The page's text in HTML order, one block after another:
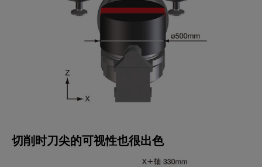
切削时刀尖的可视性也很出色